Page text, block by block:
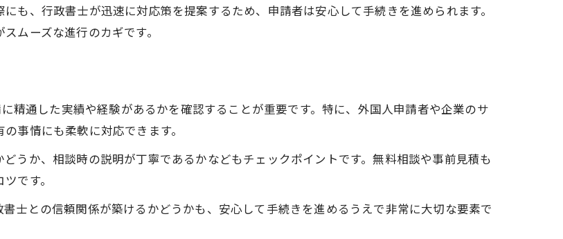
行政書士がもたらす安心のサポート体制
行政書士へ依頼することでの安心感の正体
行政書士が教えるVISA申請の効率化術
行政書士を活用した手続き迅速化の方法
行政書士が実践する無駄のない申請手順
も、行政書士が迅速に対応策を提案するため、申請者は安心して手続きを進められます。
ムーズな進行のカギです。
精通した実績や経験があるかを確認することが重要です。特に、外国人申請者や企業のサ
事情にも柔軟に対応できます。
うか、相談時の説明が丁寧であるかなどもチェックポイントです。無料相談や事前見積も
です。
士との信頼関係が築けるかどうかも、安心して手続きを進めるうえで非常に大切な要素で